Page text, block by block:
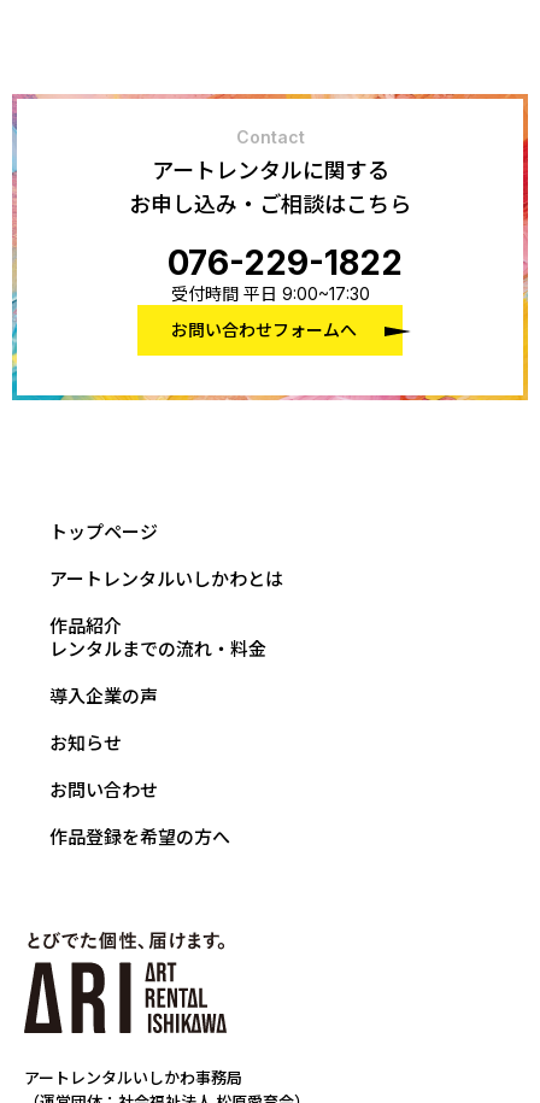
Contact
アートレンタルに関する
お申し込み・ご相談はこちら
076-229-1822
受付時間 平日 9:00~17:30
お問い合わせフォームへ
アートレンタルいしかわ事務局
トップページ
アートレンタルいしかわとは
作品紹介
レンタルまでの流れ・料金
導入企業の声
お知らせ
お問い合わせ
作品登録を希望の方へ